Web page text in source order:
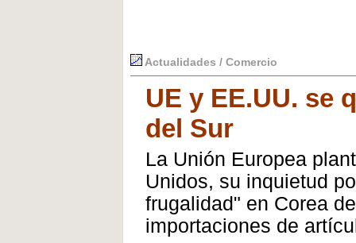
Actualidades / Comercio
UE y EE.UU. se
del Sur
La Unión Europea
Unidos, su inquietud
frugalidad" en Corea
importaciones de